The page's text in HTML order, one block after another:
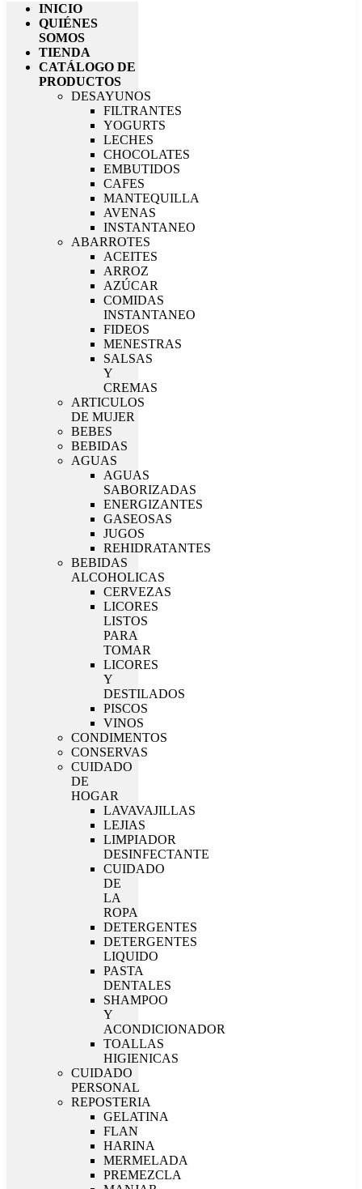
INICIO
QUIÉNES
SOMOS
TIENDA
CATÁLOGO DE
PRODUCTOS
DESAYUNOS
FILTRANTES
YOGURTS
LECHES
CHOCOLATES
EMBUTIDOS
CAFES
MANTEQUILLA
AVENAS
INSTANTANEO
ABARROTES
ACEITES
ARROZ
AZÚCAR
COMIDAS
INSTANTANEO
FIDEOS
MENESTRAS
SALSAS
Y
CREMAS
ARTICULOS
DE MUJER
BEBES
BEBIDAS
AGUAS
AGUAS
SABORIZADAS
ENERGIZANTES
GASEOSAS
JUGOS
REHIDRATANTES
BEBIDAS
ALCOHOLICAS
CERVEZAS
LICORES
LISTOS
PARA
TOMAR
LICORES
Y
DESTILADOS
PISCOS
VINOS
CONDIMENTOS
CONSERVAS
CUIDADO
DE
HOGAR
LAVAVAJILLAS
LEJIAS
LIMPIADOR
DESINFECTANTE
CUIDADO
DE
LA
ROPA
DETERGENTES
DETERGENTES
LIQUIDO
PASTA
DENTALES
SHAMPOO
Y
ACONDICIONADOR
TOALLAS
HIGIENICAS
CUIDADO
PERSONAL
REPOSTERIA
GELATINA
FLAN
HARINA
MERMELADA
PREMEZCLA